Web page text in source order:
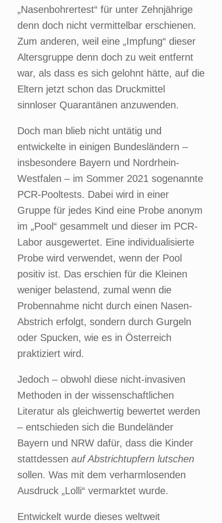
„Nasenbohrertest“ für unter Zehnjährige
denn doch nicht vermittelbar erschienen.
Zum anderen, weil eine „Impfung“ dieser
Altersgruppe denn doch zu weit entfernt
war, als dass es sich gelohnt hätte, auf die
Eltern jetzt schon das Druckmittel
sinnloser Quarantänen anzuwenden.
Doch man blieb nicht untätig und
entwickelte in einigen Bundesländern –
insbesondere Bayern und Nordrhein-
Westfalen – im Sommer 2021 sogenannte
PCR-Pooltests. Dabei wird in einer
Gruppe für jedes Kind eine Probe anonym
im „Pool“ gesammelt und dieser im PCR-
Labor ausgewertet. Eine individualisierte
Probe wird verwendet, wenn der Pool
positiv ist. Das erschien für die Kleinen
weniger belastend, zumal wenn die
Probennahme nicht durch einen Nasen-
Abstrich erfolgt, sondern durch Gurgeln
oder Spucken, wie es in Österreich
praktiziert wird.
Jedoch – obwohl diese nicht-invasiven
Methoden in der wissenschaftlichen
Literatur als gleichwertig bewertet werden
– entschieden sich die Bundeländer
Bayern und NRW dafür, dass die Kinder
stattdessen auf Abstrichtupfern lutschen
sollen. Was mit dem verharmlosenden
Ausdruck „Lolli“ vermarktet wurde.
Entwickelt wurde dieses weltweit